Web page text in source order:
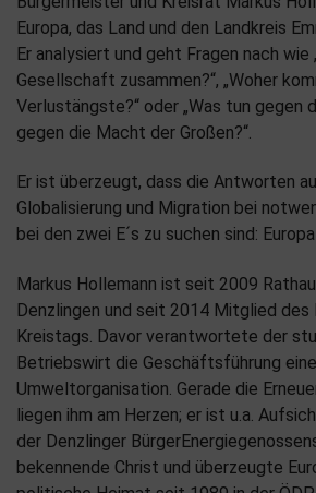
Europa, das Land und den Landkreis
Er analysiert und geht Fragen nach wie
Gesellschaft zusammen?“, „Woher
Verlustängste?“ oder „Was tun gegen
gegen die Macht der Großen?“.
Er ist überzeugt, dass die Antworten
Globalisierung und Migration bei
bei den zwei E´s zu suchen sind:
Markus Hollemann ist seit 2009
Denzlingen und seit 2014 Mitglied des
Kreistags. Davor verantwortete der
Betriebswirt die Geschäftsführung
Umweltorganisation. Gerade die
liegen ihm am Herzen; er ist u.a.
der Denzlinger
bekennende Christ und überzeugte